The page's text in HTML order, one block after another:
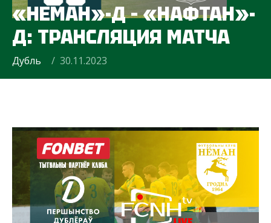
«НЕМАН»-Д – «НАФТАН»-
Д: ТРАНСЛЯЦИЯ МАТЧА
Дубль / 30.11.2023